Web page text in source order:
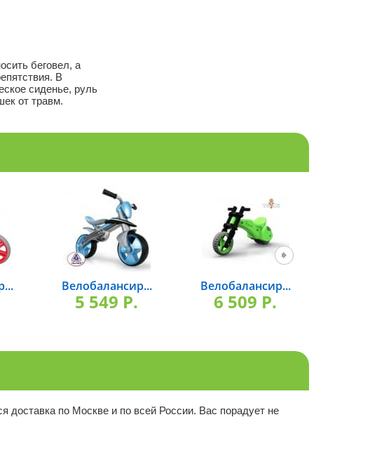
беговел, а
В
сиденье, руль
от травм.
Велобалансир...
5 549 P.
Велобалансир...
6 509 P.
доставка по Москве и по всей России. Вас порадует не